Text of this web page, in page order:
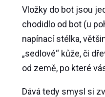
Vložky do bot jsou
chodidlo od bot (u
napínací stélka,
„sedlové“ kůže, či
od země, po které
Dává tedy smysl si